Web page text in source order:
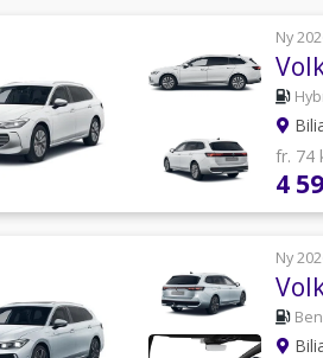
Ny
fr. 74
4
Ny